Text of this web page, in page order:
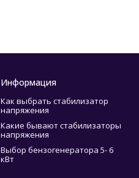
Информация
Как выбрать стабилизатор
напряжения
Какие бывают стабилизаторы
напряжения
Выбор бензогенератора 5- 6
кВт